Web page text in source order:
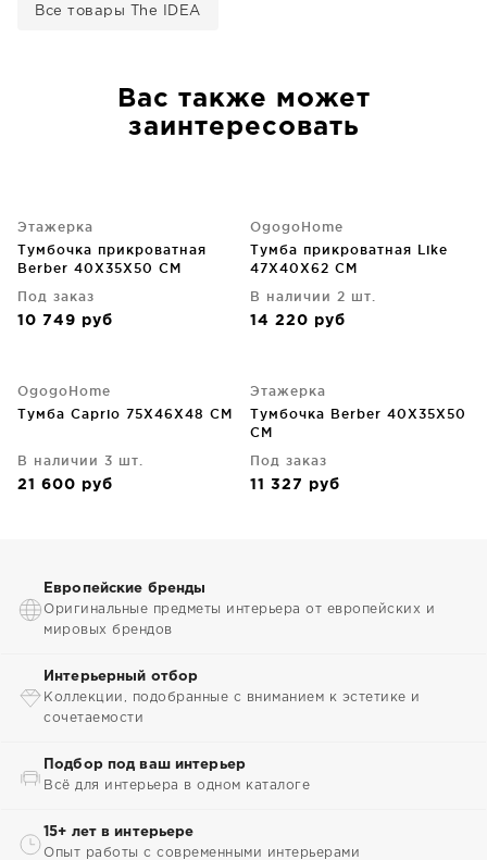
Все товары The IDEA
Вас также может
заинтересовать
Этажерка
Тумбочка прикроватная
Berber 40X35X50 CM
Под заказ
10 749 руб
OgogoHome
Тумба прикроватная Like
47X40X62 CM
В наличии 2 шт.
14 220 руб
OgogoHome
Тумба Caprio 75X46X48 CM
В наличии 3 шт.
21 600 руб
Этажерка
Тумбочка Berber 40X35X50
CM
Под заказ
11 327 руб
Европейские бренды
Оригинальные предметы интерьера от европейских и
мировых брендов
Интерьерный отбор
Коллекции, подобранные с вниманием к эстетике и
сочетаемости
Подбор под ваш интерьер
Всё для интерьера в одном каталоге
15+ лет в интерьере
Опыт работы с современными интерьерами